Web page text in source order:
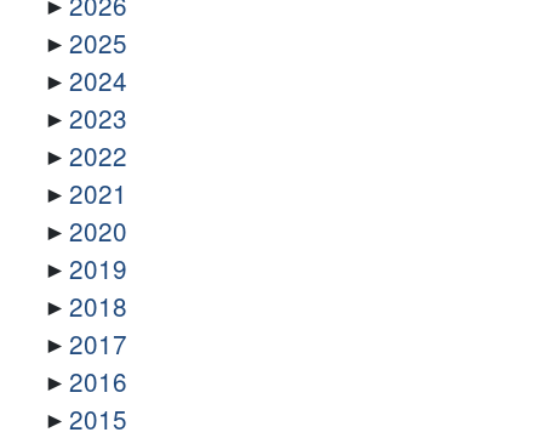
2025
2024
2023
2022
2021
2020
2019
2018
2017
2016
2015